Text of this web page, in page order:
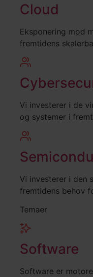
Cloud
Eksponering mod
fremtidens
Vi investerer i de
og systemer i
Vi investerer i den
fremtidens behov
Temaer
Software
Software er